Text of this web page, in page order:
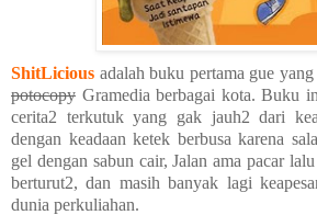
ShitLicious adalah buku pertama gue
potocopy Gramedia berbagai kota. Buku
cerita2 terkutuk yang gak jauh2 dari
dengan keadaan ketek berbusa karena
gel dengan sabun cair, Jalan ama pacar
berturut2, dan masih banyak lagi
dunia perkuliahan.